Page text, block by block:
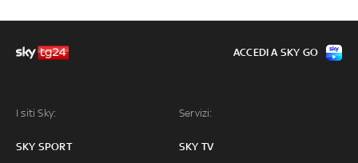
I siti Sky:
SKY SPORT
Servizi:
SKY TV
ACCEDI A SKY GO